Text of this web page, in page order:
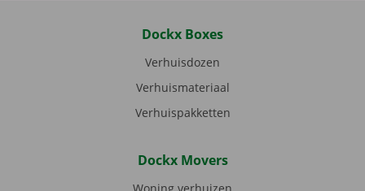
Dockx Boxes
Verhuisdozen
Verhuismateriaal
Verhuispakketten
Dockx Movers